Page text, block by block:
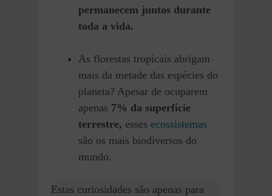
permanecem juntos durante
toda a vida.
As florestas tropicais abrigam
mais da metade das espécies do
planeta? Apesar de ocuparem
apenas 7% da superfície
terrestre, esses ecossistemas
são os mais biodiversos do
mundo.
Estas curiosidades são apenas para